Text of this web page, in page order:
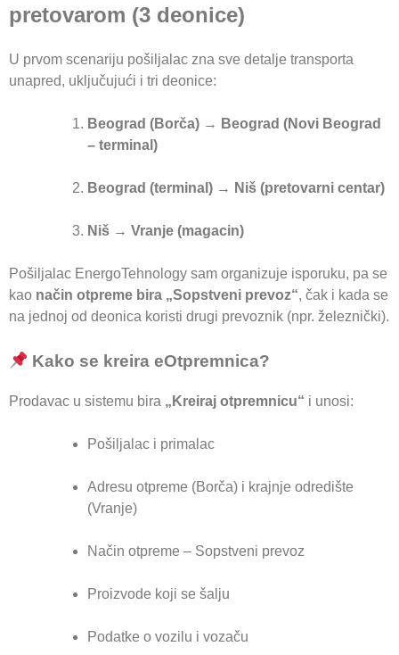
pretovarom (3 deonice)
U prvom scenariju pošiljalac zna sve detalje transporta
unapred, uključujući i tri deonice:
Beograd (Borča) → Beograd (Novi Beograd
– terminal)
Beograd (terminal) → Niš (pretovarni centar)
Niš → Vranje (magacin)
Pošiljalac EnergoTehnology sam organizuje isporuku, pa se
kao način otpreme bira „Sopstveni prevoz“, čak i kada se
na jednoj od deonica koristi drugi prevoznik (npr. železnički).
Kako se kreira eOtpremnica?
Prodavac u sistemu bira „Kreiraj otpremnicu“ i unosi:
Pošiljalac i primalac
Adresu otpreme (Borča) i krajnje odredište
(Vranje)
Način otpreme – Sopstveni prevoz
Proizvode koji se šalju
Podatke o vozilu i vozaču